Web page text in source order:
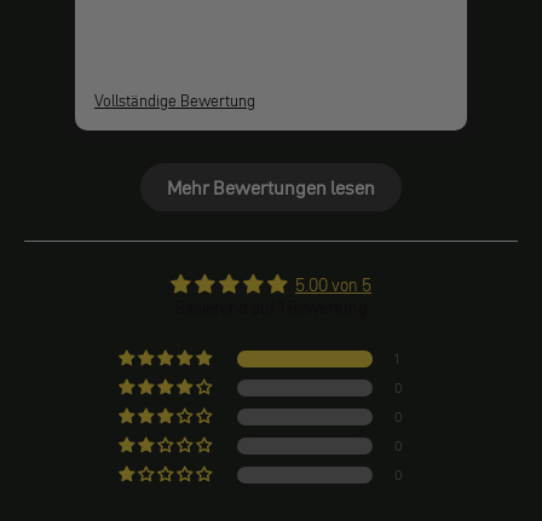
Vollständige Bewertung
Mehr Bewertungen lesen
5.00 von 5
1
0
0
0
0